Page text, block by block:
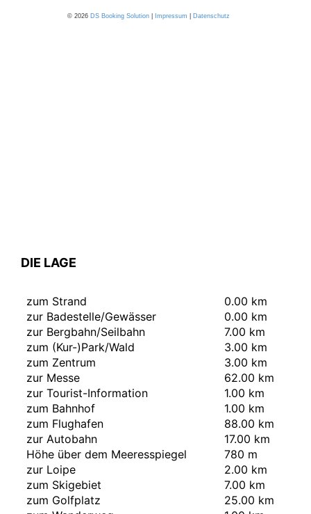
DIE LAGE
zum Strand
0.00 km
zur Badestelle/Gewässer
0.00 km
zur Bergbahn/Seilbahn
7.00 km
zum (Kur-)Park/Wald
3.00 km
zum Zentrum
3.00 km
zur Messe
62.00 km
zur Tourist-Information
1.00 km
zum Bahnhof
1.00 km
zum Flughafen
88.00 km
zur Autobahn
17.00 km
Höhe über dem Meeresspiegel
780 m
zur Loipe
2.00 km
zum Skigebiet
7.00 km
zum Golfplatz
25.00 km